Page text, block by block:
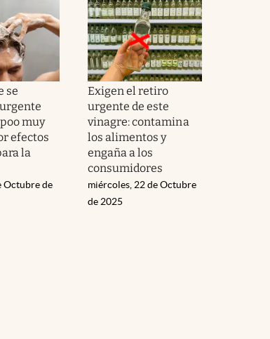
se
muy
efectos
la
Octubre de
Exigen el retiro
urgente de este
vinagre: contamina
los alimentos y
engaña a los
consumidores
miércoles, 22 de Octubre
de 2025